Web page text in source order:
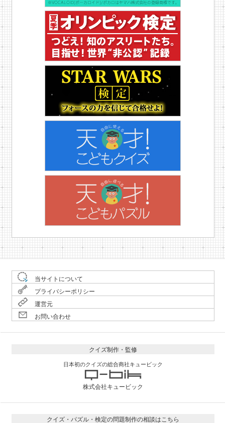
当サイトについて
プライバシーポリシー
運営元
お問い合わせ
クイズ制作・監修
日本初のクイズの総合商社キュービック
株式会社キュービック
クイズ・パズル・検定の問題制作の相談はこちら